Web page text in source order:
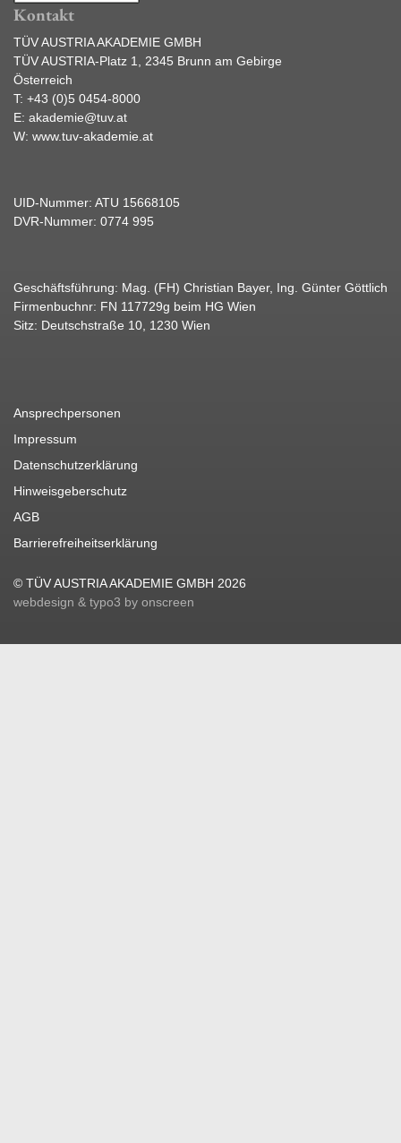
TÜV AUSTRIA AKADEMIE GMBH
TÜV AUSTRIA-Platz 1, 2345 Brunn am Gebirge
Österreich
T:
+43 (0)5 0454-8000
www.tuv-akademie.at
Sitz: Deutschstraße 10, 1230 Wien
Impressum
Datenschutzerklärung
Hinweisgeberschutz
AGB
Barrierefreiheitserklärung
webdesign & typo3 by onscreen